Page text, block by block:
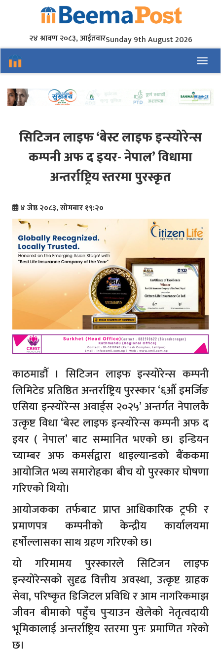
२४ श्रावण २०८३, आईतवारSunday 9th August 2026
सिटिजन लाइफ ‘बेस्ट लाइफ इन्स्योरेन्स
कम्पनी अफ द इयर- नेपाल’ विधामा
अन्तर्राष्ट्रिय स्तरमा पुरस्कृत
४ जेष्ठ २०८३, सोमबार १९:२०
काठमाडौँ । सिटिजन लाइफ इन्स्योरेन्स कम्पनी
लिमिटेड प्रतिष्ठित अन्तर्राष्ट्रिय पुरस्कार ‘६औँ इमर्जिङ
एसिया इन्स्योरेन्स अवार्ड्स २०२५’ अन्तर्गत नेपालकै
उत्कृष्ट विधा ‘बेस्ट लाइफ इन्स्योरेन्स कम्पनी अफ द
इयर ( नेपाल’ बाट सम्मानित भएको छ। इन्डियन
च्याम्बर अफ कमर्सद्वारा थाइल्यान्डको बैंककमा
आयोजित भव्य समारोहका बीच यो पुरस्कार घोषणा
गरिएको थियो।
आयोजकका तर्फबाट प्राप्त आधिकारिक ट्रफी र
प्रमाणपत्र कम्पनीको केन्द्रीय कार्यालयमा
हर्षोल्लासका साथ ग्रहण गरिएको छ।
यो गरिमामय पुरस्कारले सिटिजन लाइफ
इन्स्योरेन्सको सुदृढ वित्तीय अवस्था, उत्कृष्ट ग्राहक
सेवा, परिष्कृत डिजिटल प्रविधि र आम नागरिकमाझ
जीवन बीमाको पहुँच पुर्‍याउन खेलेको नेतृत्वदायी
भूमिकालाई अन्तर्राष्ट्रिय स्तरमा पुनः प्रमाणित गरेको
छ।